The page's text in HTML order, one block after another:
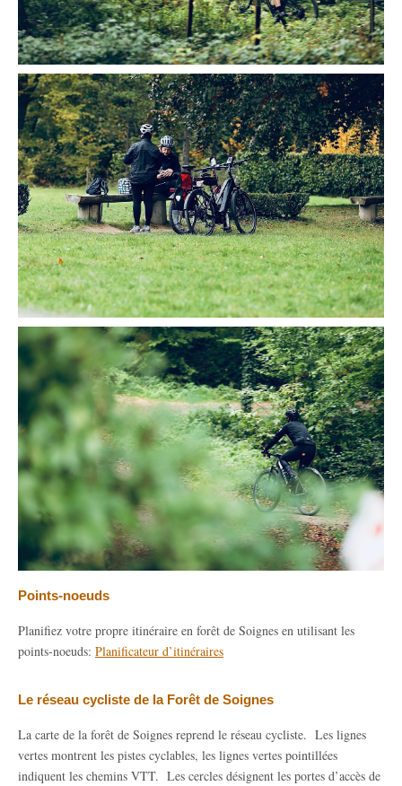
Points-noeuds
Planifiez votre propre itinéraire en forêt de Soignes en utilisant les
points-noeuds: Planificateur d’itinéraires
Le réseau cycliste de la Forêt de Soignes
La carte de la forêt de Soignes reprend le réseau cycliste. Les lignes
vertes montrent les pistes cyclables, les lignes vertes pointillées
indiquent les chemins VTT. Les cercles désignent les portes d’accès de